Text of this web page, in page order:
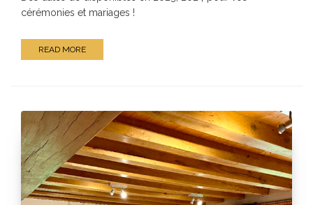
cérémonies et mariages !
READ MORE